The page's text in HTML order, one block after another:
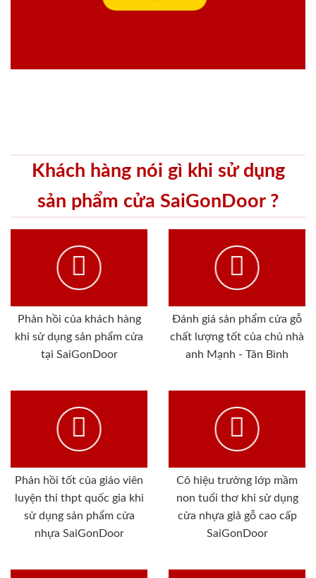
Khách hàng nói gì khi sử dụng
sản phẩm cửa SaiGonDoor ?
Phản hồi của khách hàng
khi sử dụng sản phẩm cửa
tại SaiGonDoor
Đánh giá sản phẩm cửa gỗ
chất lượng tốt của chủ nhà
anh Mạnh - Tân Bình
Phản hồi tốt của giáo viên
luyện thi thpt quốc gia khi
sử dụng sản phẩm cửa
nhựa SaiGonDoor
Cô hiệu trưởng lớp mầm
non tuổi thơ khi sử dụng
cửa nhựa giả gỗ cao cấp
SaiGonDoor